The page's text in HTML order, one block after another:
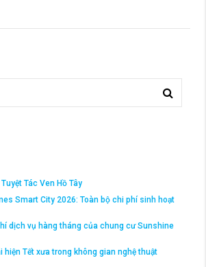
Tác Ven Hồ Tây
Smart City 2026: Toàn bộ chi phí sinh hoạt
dịch vụ hàng tháng của chung cư Sunshine
hiện Tết xưa trong không gian nghệ thuật